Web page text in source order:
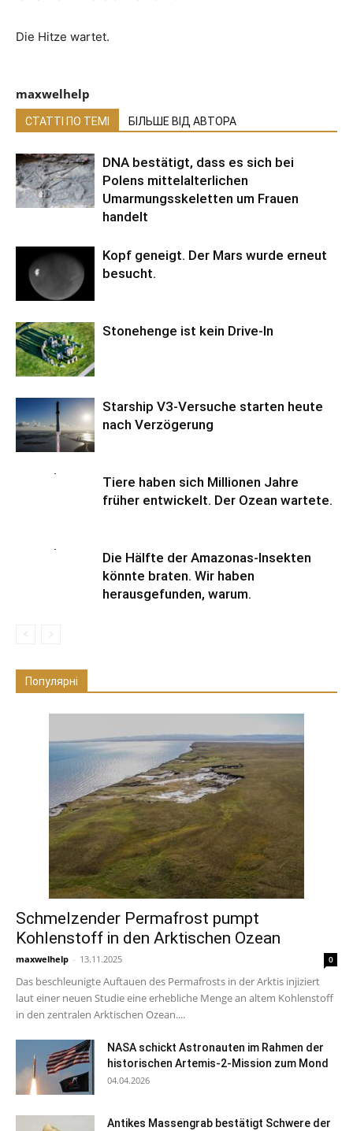
Die Hitze wartet.
maxwelhelp
СТАТТІ ПО ТЕМІ БІЛЬШЕ ВІД АВТОРА
DNA bestätigt, dass es sich bei
Polens mittelalterlichen
Umarmungsskeletten um Frauen
handelt
Kopf geneigt. Der Mars wurde erneut
besucht.
Stonehenge ist kein Drive-In
Starship V3-Versuche starten heute
nach Verzögerung
Tiere haben sich Millionen Jahre
früher entwickelt. Der Ozean wartete.
Die Hälfte der Amazonas-Insekten
könnte braten. Wir haben
herausgefunden, warum.
Популярні
Schmelzender Permafrost pumpt
Kohlenstoff in den Arktischen Ozean
maxwelhelp - 13.11.2025 0
Das beschleunigte Auftauen des Permafrosts in der Arktis injiziert
laut einer neuen Studie eine erhebliche Menge an altem Kohlenstoff
in den zentralen Arktischen Ozean....
NASA schickt Astronauten im Rahmen der
historischen Artemis-2-Mission zum Mond
04.04.2026
Antikes Massengrab bestätigt Schwere der